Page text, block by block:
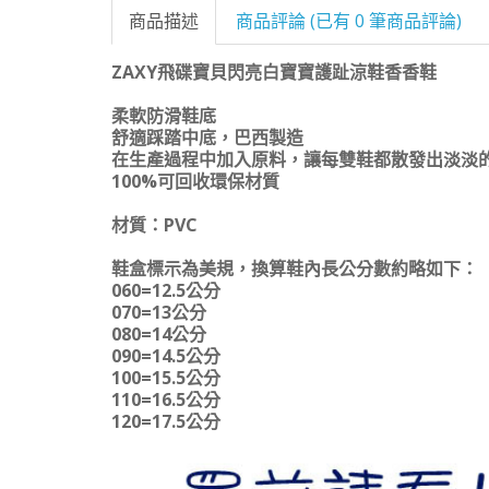
商品描述 商品評論 (已有 0 筆商品評論)
ZAXY飛碟寶貝閃亮白寶寶護趾涼鞋香香鞋
柔軟防滑鞋底
舒適踩踏中底，巴西製造
在生產過程中加入原料，讓每雙鞋都散發出淡淡
100%可回收環保材質
材質：PVC
鞋盒標示為美規，換算鞋內長公分數約略如下：
060=12.5公分
070=13公分
080=14公分
090=14.5公分
100=15.5公分
110=16.5公分
120=17.5公分